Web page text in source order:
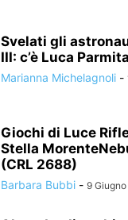
Svelati gli
III: c’è Luca
Marianna Michelagnoli -
Giochi di Luce
Stella
(CRL 2688)
Barbara Bubbi - 9